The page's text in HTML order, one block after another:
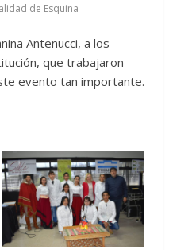
de Esquina
Antenucci, a los
que trabajaron
evento tan importante.